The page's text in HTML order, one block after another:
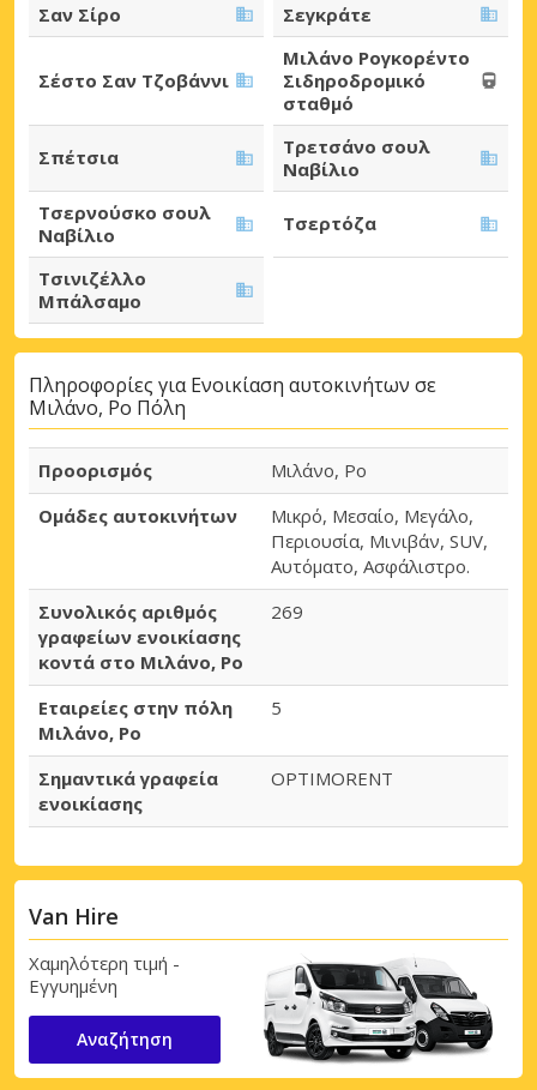
Σαν Σίρο Σεγκράτε
Σέστο Σαν Τζοβάννι
Μιλάνο Ρογκορέντο
Σιδηροδρομικό
σταθμό
Σπέτσια
Τρετσάνο σουλ
Ναβίλιο
Τσερνούσκο σουλ
Ναβίλιο
Τσερτόζα
Τσινιζέλλο
Μπάλσαμο
Πληροφορίες για Ενοικίαση αυτοκινήτων σε
Μιλάνο, Ρο Πόλη
Προορισμός
Μιλάνο, Ρο
Ομάδες αυτοκινήτων
Μικρό, Μεσαίο, Μεγάλο,
Περιουσία, Μινιβάν, SUV,
Αυτόματο, Ασφάλιστρο.
Συνολικός αριθμός
γραφείων ενοικίασης
κοντά στο Μιλάνο, Ρο
269
Εταιρείες στην πόλη
Μιλάνο, Ρο
5
Σημαντικά γραφεία
ενοικίασης
OPTIMORENT
Van Hire
Χαμηλότερη τιμή -
Εγγυημένη
Αναζήτηση